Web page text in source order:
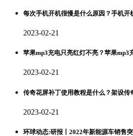
每次手机开机很慢是什么原因？手机开
2023-02-21
苹果mp3充电只亮红灯不亮？苹果mp3
2023-02-21
传奇花屏补丁使用教程是什么？架设传
2023-02-21
环球动态:研报丨2022年新能源车销售